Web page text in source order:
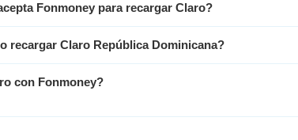
Fonmoney para recargar Claro?
recargar Claro República Dominicana?
con Fonmoney?